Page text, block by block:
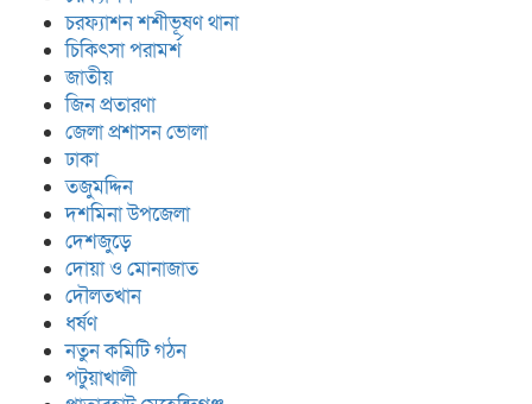
চরফ্যাশন শশীভূষণ থানা
চিকিৎসা পরামর্শ
জাতীয়
জিন প্রতারণা
জেলা প্রশাসন ভোলা
ঢাকা
তজুমদ্দিন
দশমিনা উপজেলা
দেশজুড়ে
দোয়া ও মোনাজাত
দৌলতখান
ধর্ষণ
নতুন কমিটি গঠন
পটুয়াখালী